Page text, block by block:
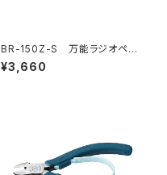
BR-150Z-S 万能ラジオペン
チ（バネ付）
¥3,660